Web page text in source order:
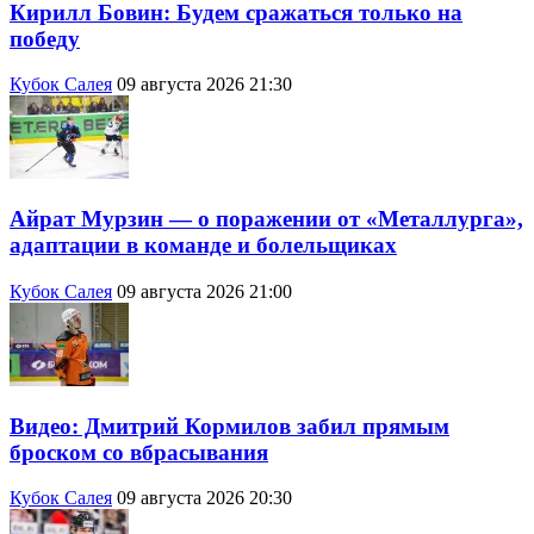
Кирилл Бовин: Будем сражаться только на
победу
Кубок Салея 09 августа 2026 21:30
Айрат Мурзин — о поражении от «Металлурга»,
адаптации в команде и болельщиках
Кубок Салея 09 августа 2026 21:00
Видео: Дмитрий Кормилов забил прямым
броском со вбрасывания
Кубок Салея 09 августа 2026 20:30